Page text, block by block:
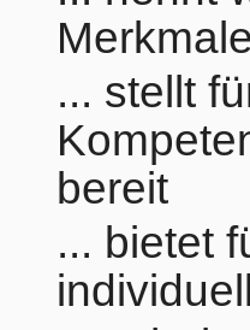
... stellt
bereit
... bietet